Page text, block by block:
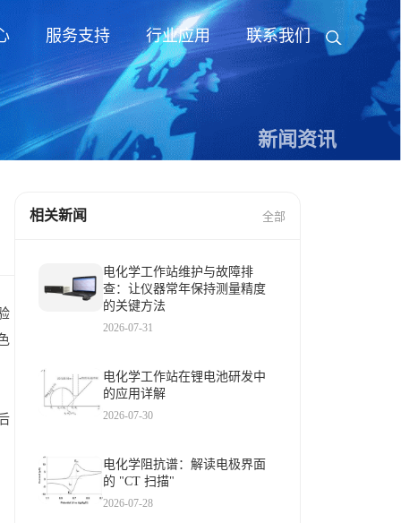
服务支持 行业应用 联系我们
新闻资讯
相关新闻 全部
电化学工作站维护与故障排
查：让仪器常年保持测量精度
的关键方法
2026-07-31
电化学工作站在锂电池研发中
的应用详解
2026-07-30
电化学阻抗谱：解读电极界面
的 "CT 扫描"
2026-07-28